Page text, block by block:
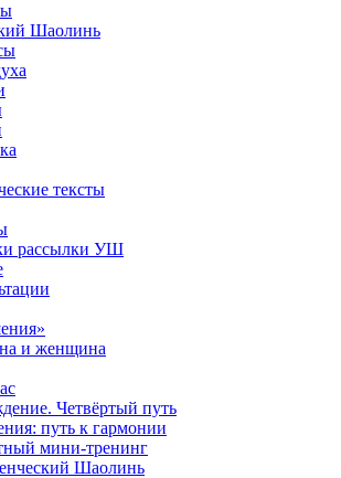
Шаолинь
тексты
рассылки УШ
и женщина
Четвёртый путь
путь к гармонии
мини-тренинг
Шаолинь